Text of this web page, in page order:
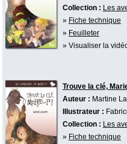
Collection : Les
» Fiche technique
» Feuilleter
» Visualiser la
Trouve la clé,
Auteur : Martine
Illustrateur :
Collection : Les
» Fiche technique